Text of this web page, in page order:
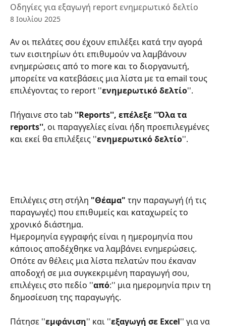
Οδηγίες για εξαγωγή report ενημερωτικό δελτίο
8 Ιουλίου 2025
Αν οι πελάτες σου έχουν επιλέξει κατά την αγορά
των εισιτηρίων ότι επιθυμούν να λαμβάνουν
ενημερώσεις από το more και το διοργανωτή,
μπορείτε να κατεβάσεις μια λίστα με τα email τους
επιλέγοντας το report ''ενημερωτικό δελτίο''.
Πήγαινε στο tab ''Reports'', επέλεξε ''Όλα τα
reports'', οι παραγγελίες είναι ήδη προεπιλεγμένες
και εκεί θα επιλέξεις ''ενημερωτικό δελτίο''.
Επιλέγεις στη στήλη "Θέαμα" την παραγωγή (ή τις
παραγωγές) που επιθυμείς και καταχωρείς το
χρονικό διάστημα.
Ημερομηνία εγγραφής είναι η ημερομηνία που
κάποιος αποδέχθηκε να λαμβάνει ενημερώσεις.
Οπότε αν θέλεις μια λίστα πελατών που έκαναν
αποδοχή σε μια συγκεκριμένη παραγωγή σου,
επιλέγεις στο πεδίο ''από:'' μια ημερομηνία πριν τη
δημοσίευση της παραγωγής.
Πάτησε ''εμφάνιση'' και ''εξαγωγή σε Excel'' για να